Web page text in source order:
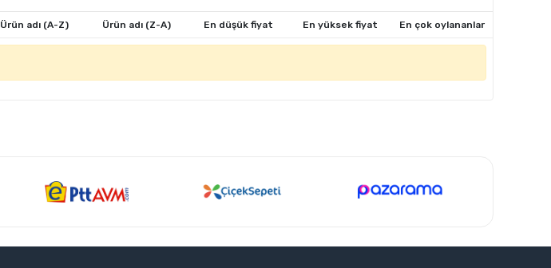
Ürün adı (A-Z) Ürün adı (Z-A) En düşük fiyat En yüksek fiyat En çok oylananlar